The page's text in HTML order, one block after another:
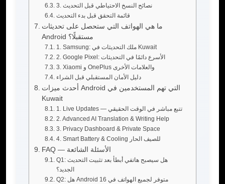
3. نصائح النسخ الاحتياطي قبل التحديث
قائمة التحقق قبل بدء التحديث
ما هي الهواتف التي ستحصل على تحديثات
Android مستقبلًا؟
1. Samsung: ملك التحديثات في Kuwait
2. Google Pixel: الأسرع دائمًا في التحديثات
3. Xiaomi و OnePlus والعلامات الأخرى
دليل الأمان المستقبلي قبل الشراء
أحدث ميزات Android التي تهم المستخدمين في
Kuwait
1. Live Updates — تتبع مباشر في الوقت الحقيقي
2. Advanced AI Translation & Writing Help
3. Privacy Dashboard & Private Space
4. Smart Battery & Cooling للصيف الحار
FAQ — الأسئلة الشائعة
Q1: هل سيصبح هاتفي أبطأ بعد تثبيت التحديث
الجديد؟
Q2: هل Android 16 متوفر لجميع الهواتف في